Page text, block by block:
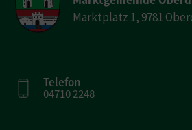
Marktplatz 1, 9781
Telefon
04710 2248